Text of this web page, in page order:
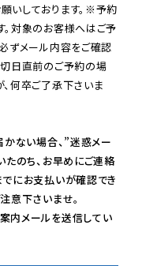
いしております。※予約
対象のお客様へはご予
ずメール内容をご確認
切日直前のご予約の場
何卒ご了承下さいま
かない場合、”迷惑メー
たのち、お早めにご連絡
にお支払いが確認でき
意下さいませ。
内メールを送信してい